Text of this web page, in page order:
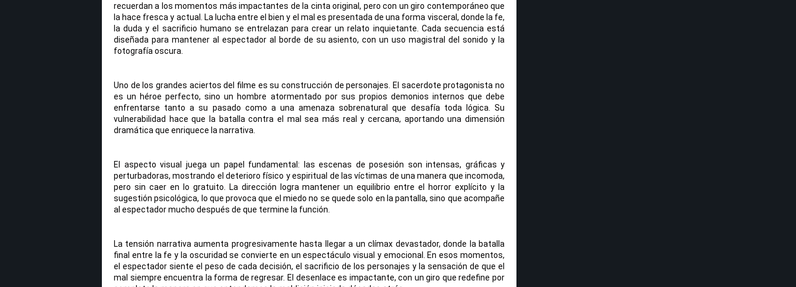
recuerdan a los momentos más impactantes de la cinta original, pero con un giro contemporáneo que
la hace fresca y actual. La lucha entre el bien y el mal es presentada de una forma visceral, donde la fe,
la duda y el sacrificio humano se entrelazan para crear un relato inquietante. Cada secuencia está
diseñada para mantener al espectador al borde de su asiento, con un uso magistral del sonido y la
fotografía oscura.
Uno de los grandes aciertos del filme es su construcción de personajes. El sacerdote protagonista no
es un héroe perfecto, sino un hombre atormentado por sus propios demonios internos que debe
enfrentarse tanto a su pasado como a una amenaza sobrenatural que desafía toda lógica. Su
vulnerabilidad hace que la batalla contra el mal sea más real y cercana, aportando una dimensión
dramática que enriquece la narrativa.
El aspecto visual juega un papel fundamental: las escenas de posesión son intensas, gráficas y
perturbadoras, mostrando el deterioro físico y espiritual de las víctimas de una manera que incomoda,
pero sin caer en lo gratuito. La dirección logra mantener un equilibrio entre el horror explícito y la
sugestión psicológica, lo que provoca que el miedo no se quede solo en la pantalla, sino que acompañe
al espectador mucho después de que termine la función.
La tensión narrativa aumenta progresivamente hasta llegar a un clímax devastador, donde la batalla
final entre la fe y la oscuridad se convierte en un espectáculo visual y emocional. En esos momentos,
el espectador siente el peso de cada decisión, el sacrificio de los personajes y la sensación de que el
mal siempre encuentra la forma de regresar. El desenlace es impactante, con un giro que redefine por